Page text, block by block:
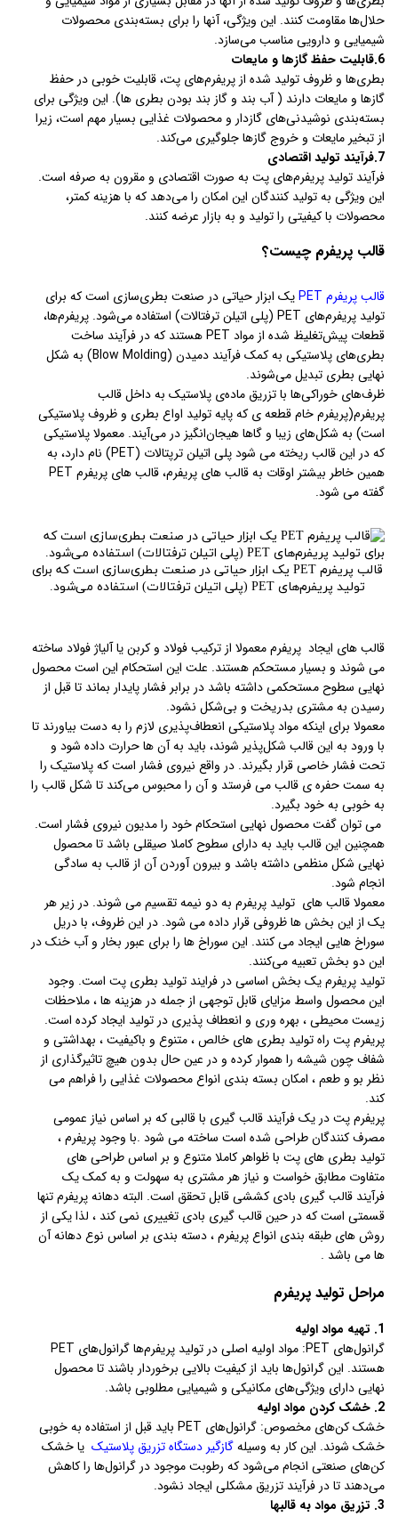
حلال‌ها مقاومت کنند. این ویژگی، آنها را برای بسته‌بندی محصولات
شیمیایی و دارویی مناسب می‌سازد.
6.قابلیت حفظ گازها و مایعات
بطری‌ها و ظروف تولید شده از پریفرم‌های پت، قابلیت خوبی در حفظ
گازها و مایعات دارند ( آب بند و گاز بند بودن بطری ها). این ویژگی برای
بسته‌بندی نوشیدنی‌های گازدار و محصولات غذایی بسیار مهم است، زیرا
از تبخیر مایعات و خروج گازها جلوگیری می‌کند.
7.فرآیند تولید اقتصادی
فرآیند تولید پریفرم‌های پت به صورت اقتصادی و مقرون به صرفه است.
این ویژگی به تولید کنندگان این امکان را می‌دهد که با هزینه کمتر،
محصولات با کیفیتی را تولید و به بازار عرضه کنند.
قالب پریفرم چیست؟
قالب پریفرم PET
یک ابزار حیاتی در صنعت بطری‌سازی است که برای
تولید پریفرم‌های PET (پلی اتیلن ترفتالات) استفاده می‌شود. پریفرم‌ها،
قطعات پیش‌تغلیظ شده از مواد PET هستند که در فرآیند ساخت
بطری‌های پلاستیکی به کمک فرآیند دمیدن (Blow Molding) به شکل
نهایی بطری تبدیل می‌شوند.
ظرف‌های خوراکی‌ها با تزریق ماده‌ی پلاستیک به داخل قالب
پریفرم(پریفرم خام قطعه ی که پایه تولید اواع بطری و ظروف پلاستیکی
است) به شکل‌های زیبا و گاها هیجان‌انگیز در می‌آیند. معمولا پلاستیکی
که در این قالب ریخته می شود پلی اتیلن ترپتالات (PET) نام دارد، به
همین خاطر بیشتر اوقات به قالب های پریفرم، قالب های پریفرم PET
گفته می شود.
قالب پریفرم PET یک ابزار حیاتی در صنعت بطری‌سازی است که برای
تولید پریفرم‌های PET (پلی اتیلن ترفتالات) استفاده می‌شود.
قالب های ایجاد پریفرم معمولا از ترکیب فولاد و کربن یا آلیاژ فولاد ساخته
می شوند و بسیار مستحکم هستند. علت این استحکام این است محصول
نهایی سطوح مستحکمی داشته باشد در برابر فشار پایدار بماند تا قبل از
رسیدن به مشتری بدریخت و بی‌شکل نشود.
معمولا برای اینکه مواد پلاستیکی انعطاف‌پذیری لازم را به دست بیاورند تا
با ورود به این قالب شکل‌پذیر شوند، باید به آن ها حرارت داده شود و
تحت فشار خاصی قرار بگیرند. در واقع نیروی فشار است که پلاستیک را
به سمت حفره ی قالب می فرستد و آن را محبوس می‌کند تا شکل قالب را
به خوبی به خود بگیرد.
می توان گفت محصول نهایی استحکام خود را مدیون نیروی فشار است.
همچنین این قالب باید به دارای سطوح کاملا صیقلی باشد تا محصول
نهایی شکل منظمی داشته باشد و بیرون آوردن آن از قالب به سادگی
انجام شود.
معمولا قالب های تولید پریفرم به دو نیمه تقسیم می شوند. در زیر هر
یک از این بخش ها ظروفی قرار داده می شود. در این ظروف، با دریل
سوراخ هایی ایجاد می کنند. این سوراخ ها را برای عبور بخار و آب خنک در
این دو بخش تعبیه می‌کنند.
تولید پریفرم یک بخش اساسی در فرایند تولید بطری پت است. وجود
این محصول واسط مزایای قابل توجهی از جمله در هزینه ها ، ملاحظات
زیست محیطی ، بهره وری و انعطاف پذیری در تولید ایجاد کرده است.
پریفرم پت راه تولید بطری های خالص ، متنوع و باکیفیت ، بهداشتی و
شفاف چون شیشه را هموار کرده و در عین حال بدون هیچ تاثیرگذاری از
نظر بو و طعم ، امکان بسته بندی انواع محصولات غذایی را فراهم می
کند.
پریفرم پت در یک فرآیند قالب گیری با قالبی که بر اساس نیاز عمومی
مصرف کنندگان طراحی شده است ساخته می شود .با وجود پریفرم ،
تولید بطری های پت با ظواهر کاملا متنوع و بر اساس طراحی های
متفاوت مطابق خواست و نیاز هر مشتری به سهولت و به کمک یک
فرآیند قالب گیری بادی کششی قابل تحقق است. البته دهانه پریفرم تنها
قسمتی است که در حین قالب گیری بادی تغییری نمی کند ، لذا یکی از
روش های طبقه بندی انواع پریفرم ، دسته بندی بر اساس نوع دهانه آن
ها می باشد .
مراحل تولید پریفرم
1. تهیه مواد اولیه
گرانول‌های PET: مواد اولیه اصلی در تولید پریفرم‌ها گرانول‌های PET
هستند. این گرانول‌ها باید از کیفیت بالایی برخوردار باشند تا محصول
نهایی دارای ویژگی‌های مکانیکی و شیمیایی مطلوبی باشد.
2. خشک کردن مواد اولیه
خشک کن‌های مخصوص: گرانول‌های PET باید قبل از استفاده به خوبی
خشک شوند. این کار به وسیلهگازگیر دستگاه تزریق پلاستیک یا خشک
کن‌های صنعتی انجام می‌شود که رطوبت موجود در گرانول‌ها را کاهش
می‌دهند تا در فرآیند تزریق مشکلی ایجاد نشود.
3. تزریق مواد به قالبها